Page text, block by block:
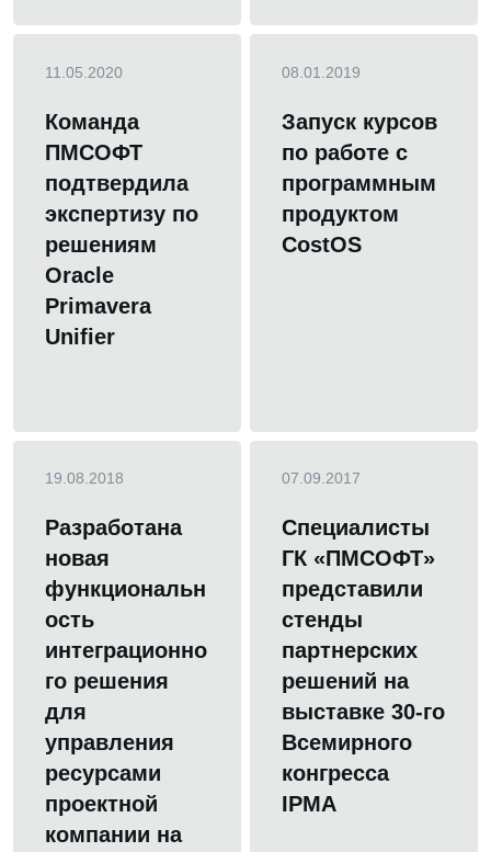
11.05.2020
Команда
ПМСОФТ
подтвердила
экспертизу по
решениям
Oracle
Primavera
Unifier
08.01.2019
Запуск курсов
по работе с
программным
продуктом
CostOS
19.08.2018
Разработана
новая
функциональн
ость
интеграционно
го решения
для
управления
ресурсами
проектной
компании на
07.09.2017
Специалисты
ГК «ПМСОФТ»
представили
стенды
партнерских
решений на
выставке 30-го
Всемирного
конгресса
IPMA